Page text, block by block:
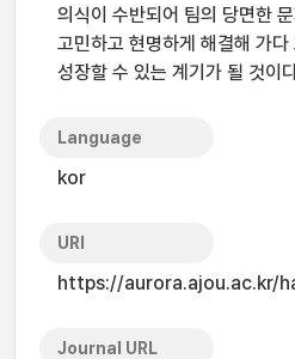
의식이 수반되어 팀의 당면한
고민하고 현명하게 해결해 가
성장할 수 있는 계기가 될 것이
Language
kor
URI
https://aurora.ajou.ac.kr/
Journal URL